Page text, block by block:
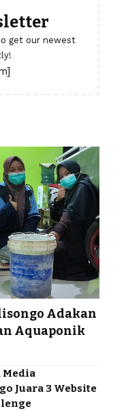
get our newest
Adakan
Aquaponik
Media
Juara 3 Website